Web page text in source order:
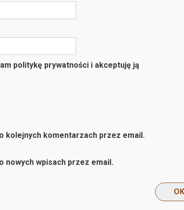
politykę prywatności i akceptuję ją
kolejnych komentarzach przez email.
nowych wpisach przez email.